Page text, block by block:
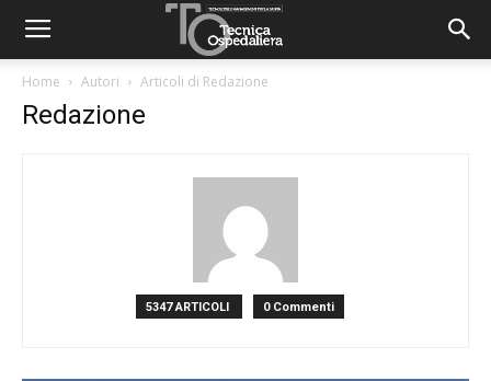
Home Autori Articoli di Redazione
Redazione
5347 ARTICOLI 0 Commenti